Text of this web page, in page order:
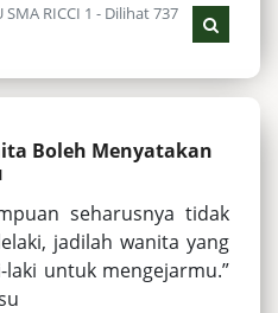
RICCI 1 - Dilihat 737
Boleh Menyatakan
seharusnya tidak
jadilah wanita yang
untuk mengejarmu.”